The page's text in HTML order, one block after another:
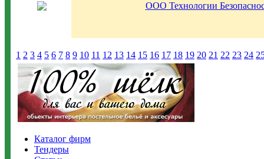
ООО Технологии
1 2 3 4 5 6 7 8 9 10 11 12 13 14 15 16 17 18 19 20 21 22 23 24
Каталог фирм
Тендеры